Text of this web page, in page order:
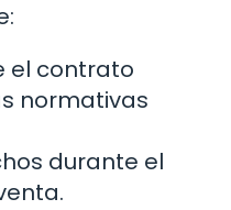
el contrato
normativas
durante el